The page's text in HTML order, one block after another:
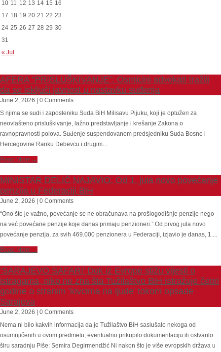
« Jul
10 11 12 13 14 15 16
17 18 19 20 21 22 23
24 25 26 27 28 29 30
31
AFERA “PRISLUŠKIVANJE”: Osmicini advokati tražili
da se isključi javnost u nastavku suđenja
June 2, 2026 | 0 Comments
S njima se sudi i zaposleniku Suda BiH Milisavu Pijuku, koji je optužen za
neovlašteno prisluškivanje, lažno predstavljanje i krešanje Zakona o
ravnopravnosti polova. Suđenje suspendovanom predsjedniku Suda Bosne i
Hercegovine Ranku Debevcu i drugim...
Read More →
MINISTAR DELIĆ NAJAVIO: Od 1. jula novo povećanje
penzija u Federaciji BiH
June 2, 2026 | 0 Comments
“Ono što je važno, povećanje se ne obračunava na prošlogodišnje penzije nego
na već povećane penzije koje danas primaju penzioneri.” Od prvog jula novo
povećanje penzija, za svih 469.000 penzionera u Federaciji, izjavio je danas, 1....
Read More →
‘SARAJEVO SAFARI’ Dok iz Evrope stižu vijesti o
istragama, niko ne zna šta Tužilaštvo BiH istražuje četiri
godine o stranim ‘lovcima na ljude’ tokom opsade
Sarajeva
June 2, 2026 | 0 Comments
Nema ni bilo kakvih informacija da je Tužilaštvo BiH saslušalo nekoga od
osumnjičenih u ovom predmetu, eventualno prikupilo dokumentaciju ili ostvarilo
širu saradnju Piše: Semira Degirmendžić Ni nakon što je više evropskih država u